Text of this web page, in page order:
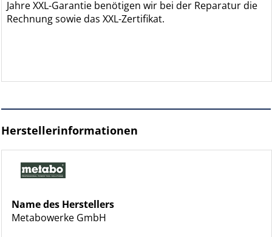
Jahre XXL-Garantie benötigen wir bei der Reparatur die
Rechnung sowie das XXL-Zertifikat.
Herstellerinformationen
Name des Herstellers
Metabowerke GmbH